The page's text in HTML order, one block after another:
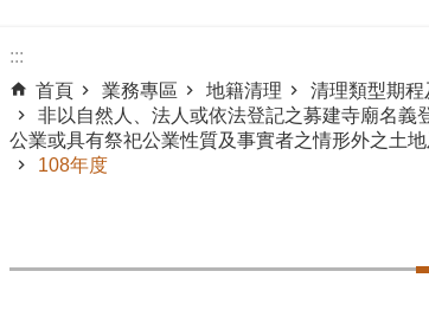
:::
首頁
業務專區 地籍清理 清理類型期
非以自然人、法人或依法登記之募建寺廟名
公業或具有祭祀公業性質及事實者之情形外之土
108年度